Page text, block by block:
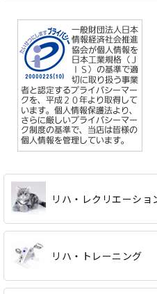
リハ・レクリエーショ
リハ・トレーニング